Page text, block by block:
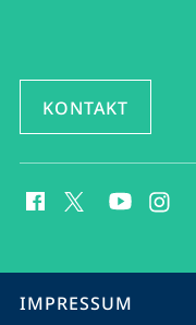
KONTAKT
Media
Service-
IMPRESSUM